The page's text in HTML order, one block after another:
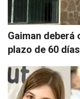
Gaiman deberá
plazo de 60 días